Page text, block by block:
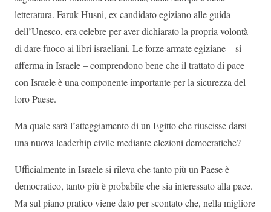
letteratura. Faruk Husni, ex candidato egiziano alle guida
dell’Unesco, era celebre per aver dichiarato la propria volontà
di dare fuoco ai libri israeliani. Le forze armate egiziane – si
afferma in Israele – comprendono bene che il trattato di pace
con Israele è una componente importante per la sicurezza del
loro Paese.
Ma quale sarà l’atteggiamento di un Egitto che riuscisse darsi
una nuova leaderhip civile mediante elezioni democratiche?
Ufficialmente in Israele si rileva che tanto più un Paese è
democratico, tanto più è probabile che sia interessato alla pace.
Ma sul piano pratico viene dato per scontato che, nella migliore